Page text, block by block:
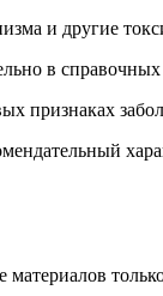
в
признаках